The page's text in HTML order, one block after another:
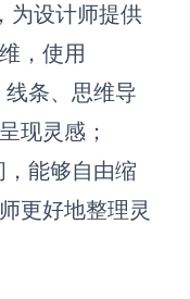
为设计师提供
，使用
条、思维导
现灵感；
能够自由缩
更好地整理灵